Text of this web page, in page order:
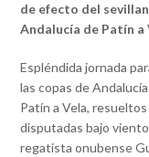
de efecto del
Andalucía de Patín a
Espléndida jornada
las copas de
Patín a Vela,
disputadas bajo
regatista onubense